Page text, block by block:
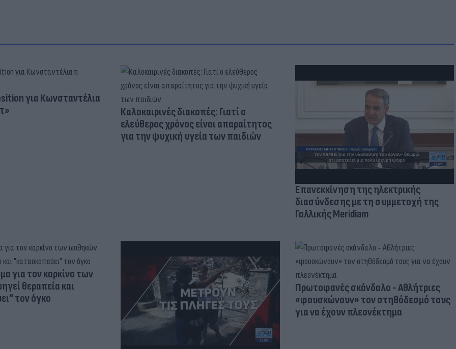
για Κωνσταντέλια
Καλοκαιρινές διακοπές: Γιατί ο
ελεύθερος χρόνος είναι απαραίτητος
για την ψυχική υγεία των παιδιών
Επανεκκίνηση της ηλεκτρικής
διασύνδεσης με τη συμμετοχή της
Γαλλικής Meridiam
για τον καρκίνο των
θεραπεία και
τον όγκο
Πρωτοφανές σκάνδαλο - Aθλήτριες
«φουσκώνουν» τον στηθόδεσμό τους
για να έχουν πλεονέκτημα